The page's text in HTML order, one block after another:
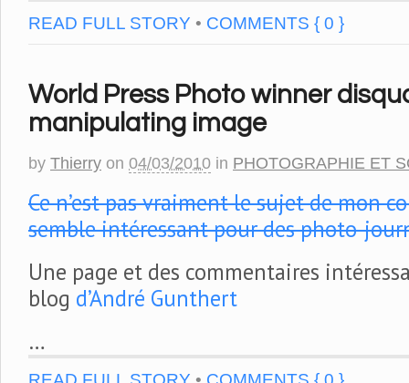
READ FULL STORY • COMMENTS { 0 }
World Press Photo winner
manipulating image
by Thierry on 04/03/2010 in PHOTOGRAPHIE ET
Ce n’est pas vraiment le sujet de mon
semble intéressant pour des photo-
Une page et des commentaires
blog d’André Gunthert
…